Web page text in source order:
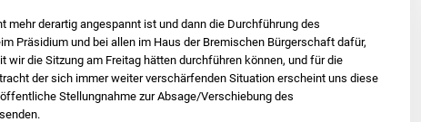
derartig angespannt ist und dann die Durchführung des
Präsidium und bei allen im Haus der Bremischen Bürgerschaft dafür,
die Sitzung am Freitag hätten durchführen können, und für die
der sich immer weiter verschärfenden Situation erscheint uns diese
Stellungnahme zur Absage/Verschiebung des